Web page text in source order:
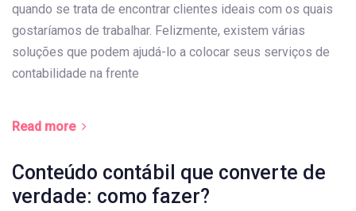
quando se trata de encontrar clientes ideais com os quais
gostaríamos de trabalhar. Felizmente, existem várias
soluções que podem ajudá-lo a colocar seus serviços de
contabilidade na frente
Read more
Conteúdo contábil que converte de
verdade: como fazer?